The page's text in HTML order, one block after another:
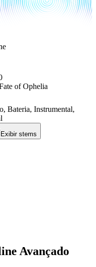
of Ophelia
Bateria, Instrumental,
Exibir stems
Avançado